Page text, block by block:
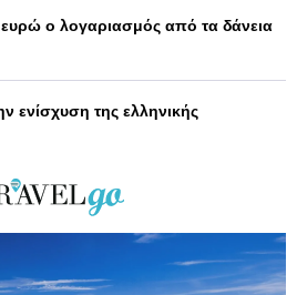
ο λογαριασμός από τα δάνεια
ενίσχυση της ελληνικής